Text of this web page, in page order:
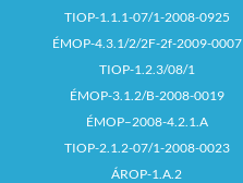
TIOP-1.1.1-07/1-2008-0925
ÉMOP-4.3.1/2/2F-2f-2009-0007
TIOP-1.2.3/08/1
ÉMOP-3.1.2/B-2008-0019
ÉMOP–2008-4.2.1.A
TIOP-2.1.2-07/1-2008-0023
ÁROP-1.A.2